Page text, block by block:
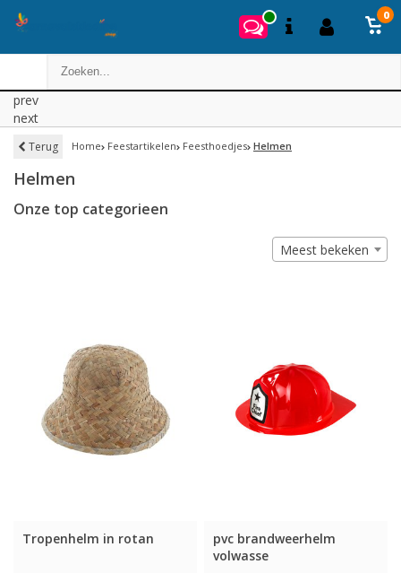
0
prev
next
Terug Home Feestartikelen Feesthoedjes Helmen
Helmen
Onze top categorieen
Meest bekeken
Tropenhelm in rotan
pvc brandweerhelm
volwasse